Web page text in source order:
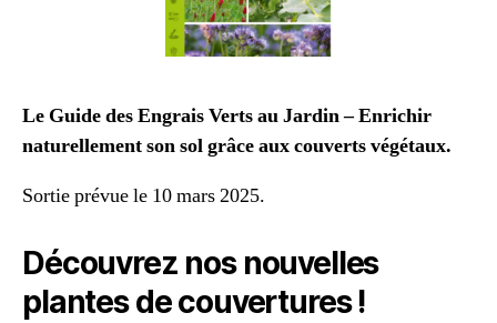
Le Guide des Engrais Verts au Jardin – Enrichir
naturellement son sol grâce aux couverts végétaux.
Sortie prévue le 10 mars 2025.
Découvrez nos nouvelles
plantes de couvertures !